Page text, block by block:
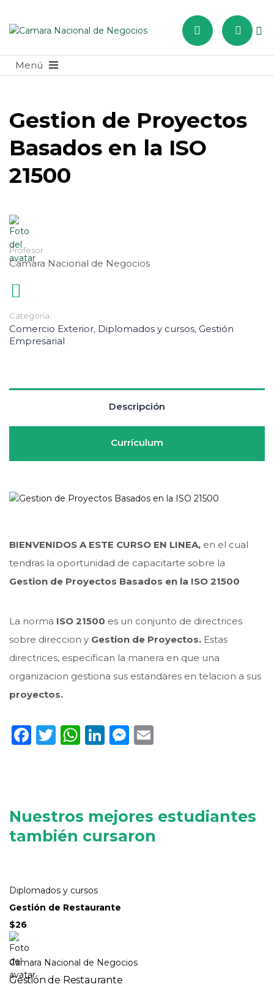
Gestion de Proyectos
Basados en la ISO
21500
Profesor
Camara Nacional de Negocios
Categoría:
Comercio Exterior, Diplomados y cursos, Gestión
Empresarial
Descripción
Currículum
BIENVENIDOS A ESTE CURSO EN LINEA, en el cual
tendras la oportunidad de capacitarte sobre la
Gestion de Proyectos Basados en la ISO 21500
La norma ISO 21500 es un conjunto de directrices
sobre direccion y Gestion de Proyectos. Estas
directrices, especifican la manera en que una
organizacion gestiona sus estandares en telacion a sus
proyectos.
Facebook
Twitter
WhatsApp
LinkedIn
Messenger
Nuestros mejores estudiantes
también cursaron
Diplomados y cursos
Gestión de Restaurante
$26
Camara Nacional de Negocios
Gestión de Restaurante